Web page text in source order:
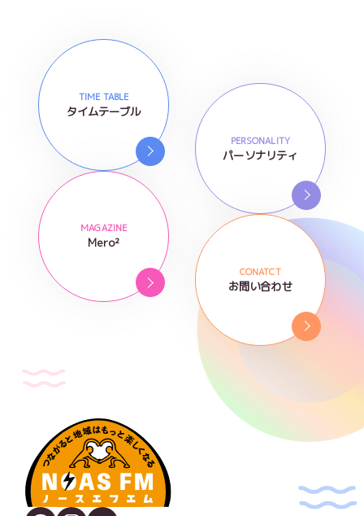
TIME TABLE
タイムテーブル
PERSONALITY
パーソナリティ
MAGAZINE
Mero²
CONATCT
お問い合わせ